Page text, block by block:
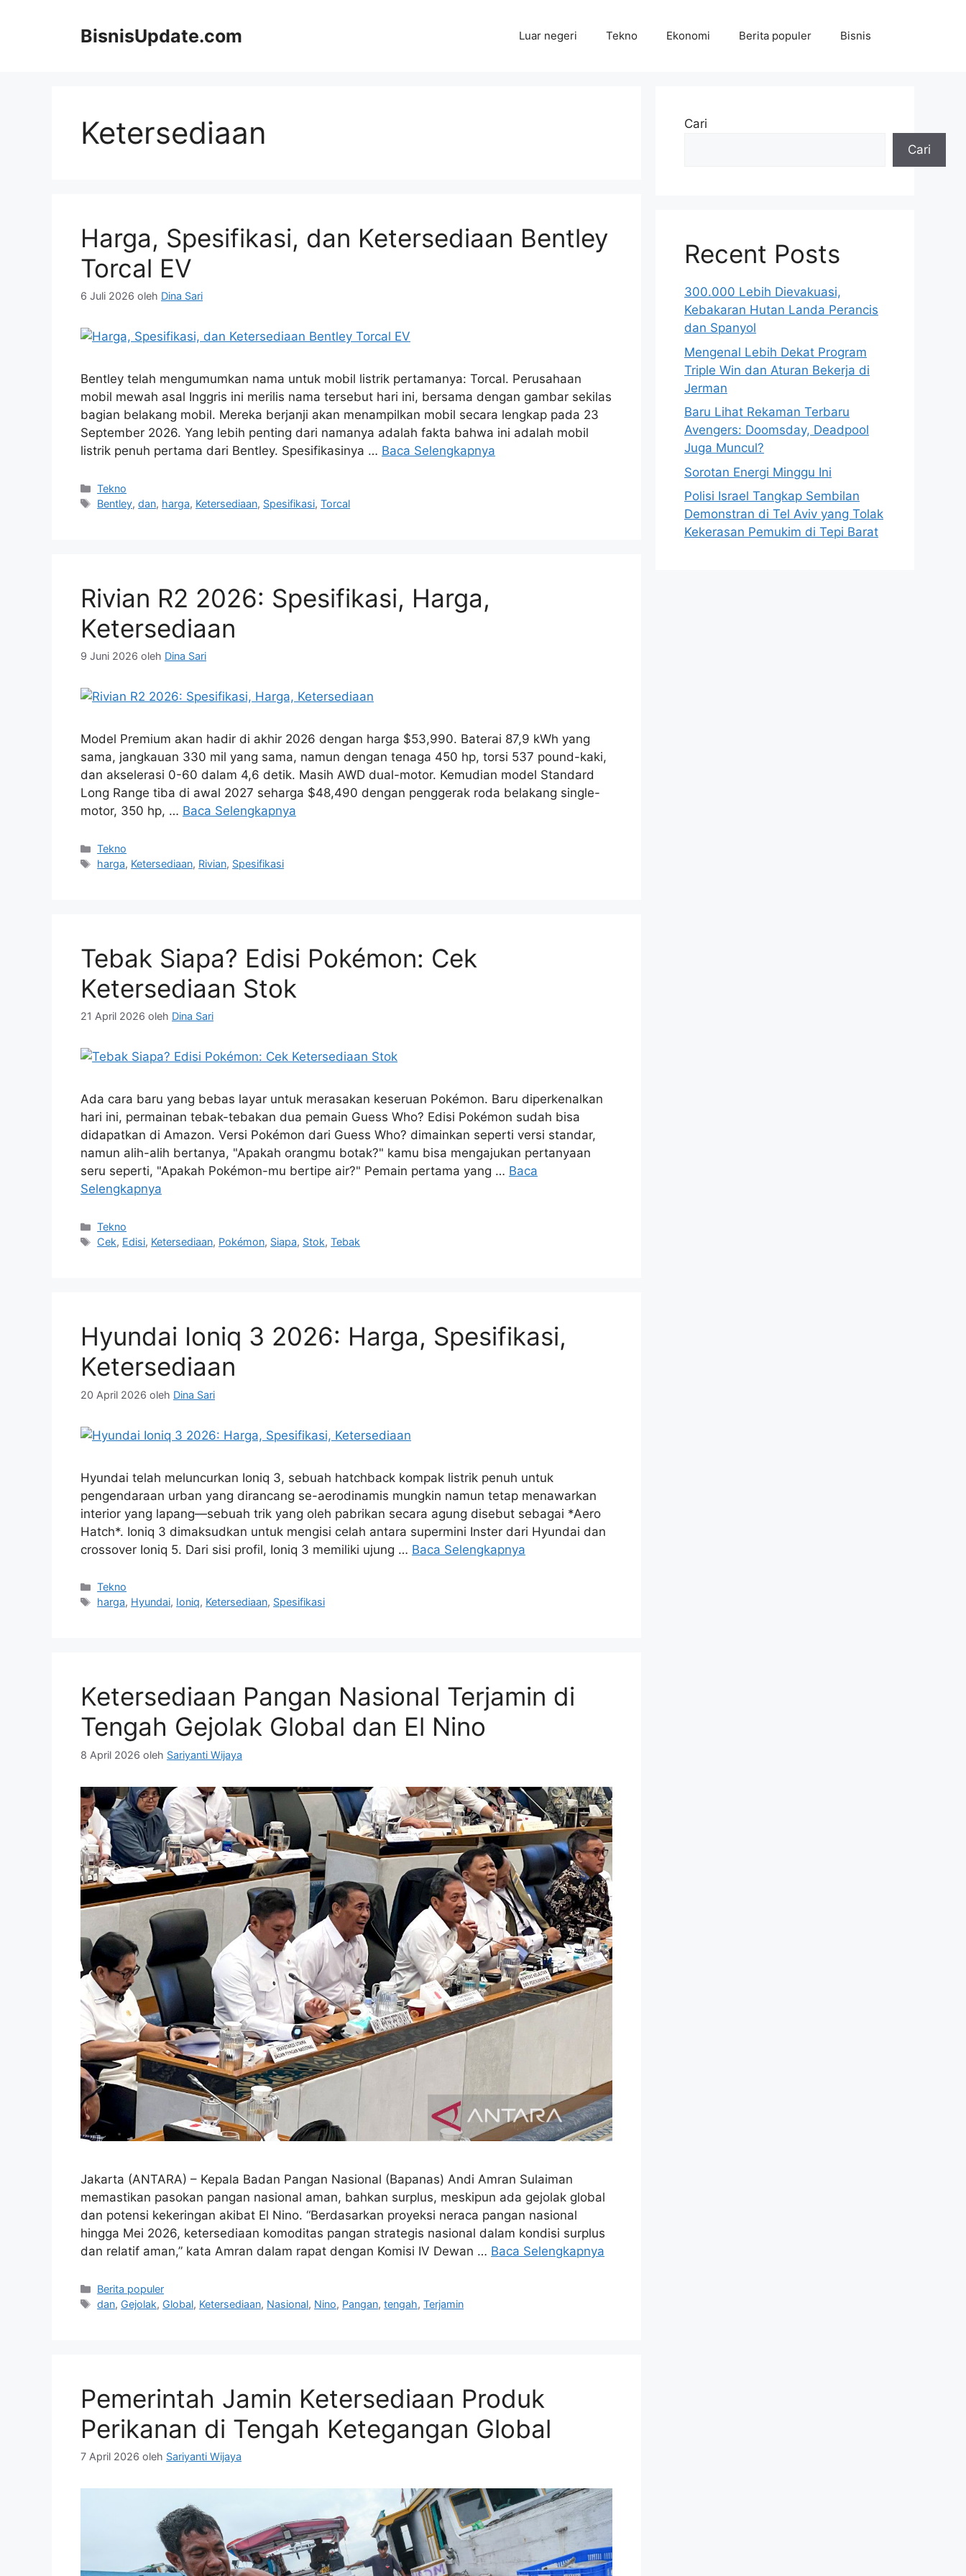
BisnisUpdate.com Luar negeri Tekno Ekonomi Berita populer Bisnis
Ketersediaan
Harga, Spesifikasi, dan Ketersediaan Bentley
Torcal EV
6 Juli 2026 oleh Dina Sari
Bentley telah mengumumkan nama untuk mobil listrik pertamanya: Torcal. Perusahaan
mobil mewah asal Inggris ini merilis nama tersebut hari ini, bersama dengan gambar sekilas
bagian belakang mobil. Mereka berjanji akan menampilkan mobil secara lengkap pada 23
September 2026. Yang lebih penting dari namanya adalah fakta bahwa ini adalah mobil
listrik penuh pertama dari Bentley. Spesifikasinya … Baca Selengkapnya
Kategori
Tekno
Tag
Bentley,dan, harga, Ketersediaan, Spesifikasi,Torcal
Rivian R2 2026: Spesifikasi, Harga,
Ketersediaan
9 Juni 2026 oleh Dina Sari
Model Premium akan hadir di akhir 2026 dengan harga $53,990. Baterai 87,9 kWh yang
sama, jangkauan 330 mil yang sama, namun dengan tenaga 450 hp, torsi 537 pound-kaki,
dan akselerasi 0-60 dalam 4,6 detik. Masih AWD dual-motor. Kemudian model Standard
Long Range tiba di awal 2027 seharga $48,490 dengan penggerak roda belakang single-
motor, 350 hp, … Baca Selengkapnya
Kategori
Tekno
Tag
harga, Ketersediaan, Rivian, Spesifikasi
Tebak Siapa? Edisi Pokémon: Cek
Ketersediaan Stok
21 April 2026 oleh Dina Sari
Ada cara baru yang bebas layar untuk merasakan keseruan Pokémon. Baru diperkenalkan
hari ini, permainan tebak-tebakan dua pemain Guess Who? Edisi Pokémon sudah bisa
didapatkan di Amazon. Versi Pokémon dari Guess Who? dimainkan seperti versi standar,
namun alih-alih bertanya, "Apakah orangmu botak?" kamu bisa mengajukan pertanyaan
seru seperti, "Apakah Pokémon-mu bertipe air?" Pemain pertama yang … Baca
Selengkapnya
Kategori
Tekno
Tag
Cek, Edisi, Ketersediaan, Pokémon, Siapa, Stok,Tebak
Hyundai Ioniq 3 2026: Harga, Spesifikasi,
Ketersediaan
20 April 2026 oleh Dina Sari
Hyundai telah meluncurkan Ioniq 3, sebuah hatchback kompak listrik penuh untuk
pengendaraan urban yang dirancang se-aerodinamis mungkin namun tetap menawarkan
interior yang lapang—sebuah trik yang oleh pabrikan secara agung disebut sebagai *Aero
Hatch*. Ioniq 3 dimaksudkan untuk mengisi celah antara supermini Inster dari Hyundai dan
crossover Ioniq 5. Dari sisi profil, Ioniq 3 memiliki ujung … Baca Selengkapnya
Kategori
Tekno
Tag
harga, Hyundai, Ioniq, Ketersediaan, Spesifikasi
Ketersediaan Pangan Nasional Terjamin di
Tengah Gejolak Global dan El Nino
8 April 2026 oleh Sariyanti Wijaya
Jakarta (ANTARA) – Kepala Badan Pangan Nasional (Bapanas) Andi Amran Sulaiman
memastikan pasokan pangan nasional aman, bahkan surplus, meskipun ada gejolak global
dan potensi kekeringan akibat El Nino. “Berdasarkan proyeksi neraca pangan nasional
hingga Mei 2026, ketersediaan komoditas pangan strategis nasional dalam kondisi surplus
dan relatif aman,” kata Amran dalam rapat dengan Komisi IV Dewan … Baca Selengkapnya
Kategori
Berita populer
Tag
dan, Gejolak, Global, Ketersediaan, Nasional, Nino, Pangan,tengah,Terjamin
Pemerintah Jamin Ketersediaan Produk
Perikanan di Tengah Ketegangan Global
7 April 2026 oleh Sariyanti Wijaya
Cari
Cari
Recent Posts
300.000 Lebih Dievakuasi,
Kebakaran Hutan Landa Perancis
dan Spanyol
Mengenal Lebih Dekat Program
Triple Win dan Aturan Bekerja di
Jerman
Baru Lihat Rekaman Terbaru
Avengers: Doomsday, Deadpool
Juga Muncul?
Sorotan Energi Minggu Ini
Polisi Israel Tangkap Sembilan
Demonstran di Tel Aviv yang Tolak
Kekerasan Pemukim di Tepi Barat